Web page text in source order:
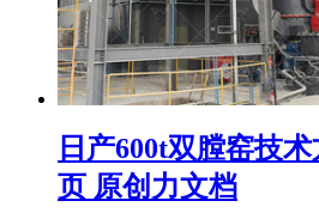
日产600t双膛窑技
页 原创力文档